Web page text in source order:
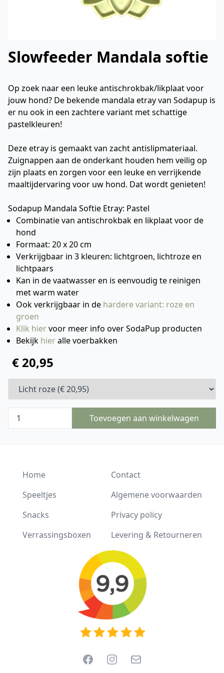
Slowfeeder Mandala softie
Op zoek naar een leuke antischrokbak/likplaat voor
jouw hond? De bekende mandala etray van Sodapup is
er nu ook in een zachtere variant met schattige
pastelkleuren!
Deze etray is gemaakt van zacht antislipmateriaal.
Zuignappen aan de onderkant houden hem veilig op
zijn plaats en zorgen voor een leuke en verrijkende
maaltijdervaring voor uw hond. Dat wordt genieten!
Sodapup Mandala Softie Etray: Pastel
Combinatie van antischrokbak en likplaat voor de
hond
Formaat: 20 x 20 cm
Verkrijgbaar in 3 kleuren: lichtgroen, lichtroze en
lichtpaars
Kan in de vaatwasser en is eenvoudig te reinigen
met warm water
Ook verkrijgbaar in de hardere variant: roze en
groen
Klik hiervoor meer info over SodaPup producten
Bekijk hieralle voerbakken
€ 20,95
Toevoegen aan winkelwagen
Home
Speeltjes
Snacks
Verrassingsboxen
Contact
Algemene voorwaarden
Privacy policy
Levering & Retourneren
FacebookInstagram
Email